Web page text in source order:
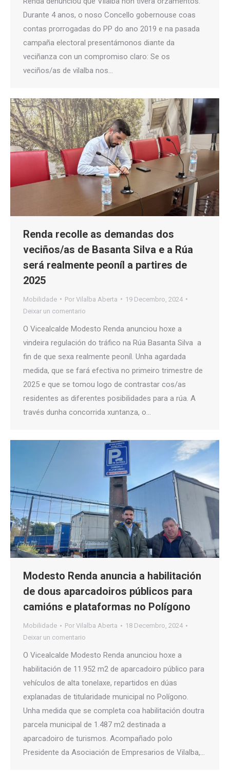
Durante 4 anos, o noso Concello gobernouse coas
contas prorrogadas do PP do ano 2019 e na pasada
campaña electoral presentámonos diante da
veciñanza con un compromiso claro: Se os
veciños/as de vilalba nos…
Renda recolle as demandas dos
veciños/as de Basanta Silva e a Rúa
será realmente peoníl a partires de
2025
Mobilidade Por Vilalba Aberta
19 Decembro, 2024
Deixar un comentario
O Vicealcalde Modesto Renda anunciou hoxe a
vindeira regulación do tráfico na Rúa Basanta Silva a
fin de que sexa realmente peoníl. Unha agardada
medida, que se fará efectiva no primeiro trimestre de
2025 e que se tomou logo de contrastar cos/as
residentes as diferentes posibilidades para a rúa. A
través dunha concorrida xuntanza, o…
Modesto Renda anuncia a habilitación
de dous aparcadoiros públicos para
camións e plataformas no Polígono
Mobilidade Por Vilalba Aberta
18 Decembro, 2024
Deixar un comentario
O Vicealcalde Modesto Renda anunciou hoxe a
habilitación de 11.952 m2 de aparcadoiro público para
vehículos de alta tonelaxe, repartidos en dúas
explanadas de titularidade municipal no Polígono.
Unha medida que se completa coa habilitación doutra
parcela municipal de 1.487 m2 destinada a
aparcadoiro de turismos. Acompañado polo
Presidente da Asociación de Empresarios de Vilalba,…